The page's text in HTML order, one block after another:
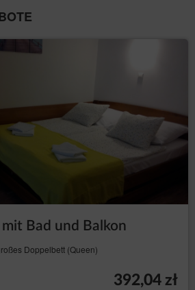
Bad und Balkon
Doppelbett (Queen)
392,04 zł